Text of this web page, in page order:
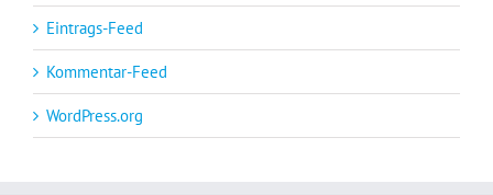
Eintrags-Feed
Kommentar-Feed
WordPress.org